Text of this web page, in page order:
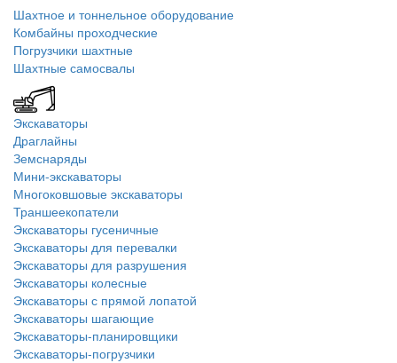
Шахтное и тоннельное оборудование
Комбайны проходческие
Погрузчики шахтные
Шахтные самосвалы
Экскаваторы
Драглайны
Земснаряды
Мини-экскаваторы
Многоковшовые экскаваторы
Траншеекопатели
Экскаваторы гусеничные
Экскаваторы для перевалки
Экскаваторы для разрушения
Экскаваторы колесные
Экскаваторы с прямой лопатой
Экскаваторы шагающие
Экскаваторы-планировщики
Экскаваторы-погрузчики